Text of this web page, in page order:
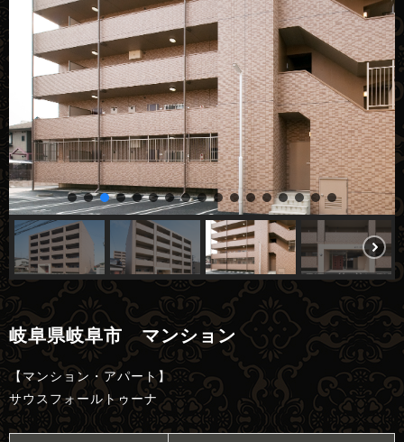
岐阜県岐阜市 マンション
【マンション・アパート】
サウスフォールトゥーナ